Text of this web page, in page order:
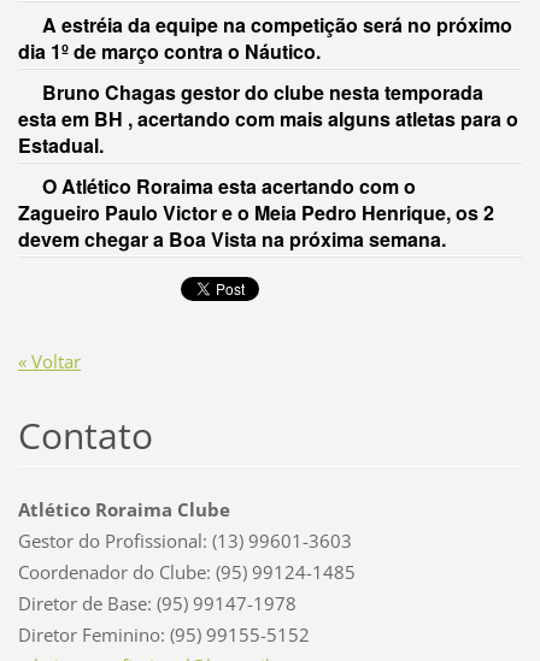
A estréia da equipe na competição será no próximo
dia 1º de março contra o Náutico.
Bruno Chagas gestor do clube nesta temporada
esta em BH , acertando com mais alguns atletas para o
Estadual.
O Atlético Roraima esta acertando com o
Zagueiro Paulo Victore o Meia Pedro Henrique,os 2
devem chegar a Boa Vista na próxima semana.
« Voltar
Contato
Atlético Roraima Clube
Gestor do Profissional: (13) 99601-3603
Coordenador do Clube: (95) 99124-1485
Diretor de Base: (95) 99147-1978
Diretor Feminino: (95) 99155-5152